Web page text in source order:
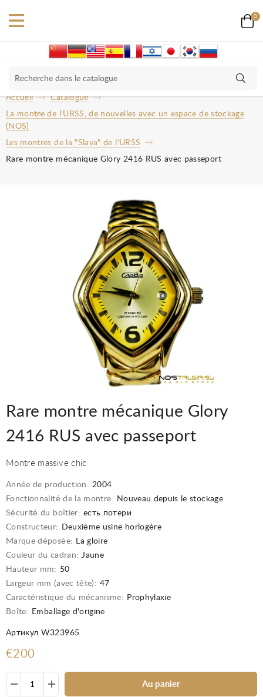
0
Accueil
Catalogue
La montre de l'URSS, de nouvelles avec un espace de stockage
(NOS)
Les montres de la "Slava" de l'URSS
Rare montre mécanique Glory 2416 RUS avec passeport
Rare montre mécanique Glory
2416 RUS avec passeport
Montre massive chic
Année de production: 2004
Fonctionnalité de la montre:
Nouveau depuis le stockage
Sécurité du boîtier: есть потери
Constructeur:
Deuxième usine horlogère
Marque déposée: La gloire
Couleur du cadran: Jaune
Hauteur mm: 50
Largeur mm (avec tête): 47
Caractéristique du mécanisme: Prophylaxie
Boîte: Emballage d'origine
Артикул W323965
€200
Au panier